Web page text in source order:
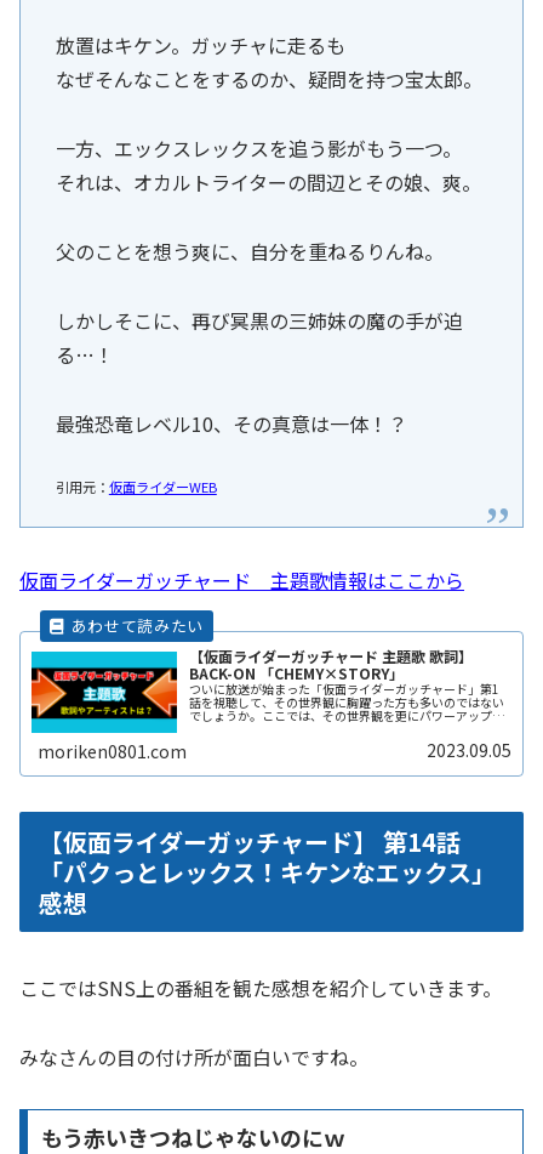
放置はキケン。ガッチャに走るも
なぜそんなことをするのか、疑問を持つ宝太郎。
一方、エックスレックスを追う影がもう一つ。
それは、オカルトライターの間辺とその娘、爽。
父のことを想う爽に、自分を重ねるりんね。
しかしそこに、再び冥黒の三姉妹の魔の手が迫
る…！
最強恐竜レベル10、その真意は一体！？
引用元： 仮面ライダーWEB
仮面ライダーガッチャード 主題歌情報はここから
【仮面ライダーガッチャード 主題歌 歌詞】
BACK-ON 「CHEMY×STORY」
ついに放送が始まった「仮面ライダーガッチャード」第1
話を視聴して、その世界観に胸躍った方も多いのではない
でしょうか。ここでは、その世界観を更にパワーアップす
することで、より深く作品に没入でReadMore...
moriken0801.com 2023.09.05
【仮面ライダーガッチャード】 第14話
「パクっとレックス！キケンなエックス」
感想
ここではSNS上の番組を観た感想を紹介していきます。
みなさんの目の付け所が面白いですね。
もう赤いきつねじゃないのにｗ